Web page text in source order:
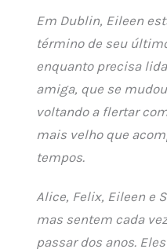
Em Dublin, Eileen
término de seu
enquanto precisa
amiga, que se
voltando a flertar
mais velho que
tempos.
Alice, Felix, Eileen e
mas sentem cada
passar dos anos.